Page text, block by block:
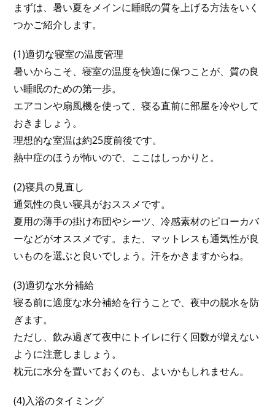
まずは、暑い夏をメインに睡眠の質を上げる方法をいく
つかご紹介します。
(1)適切な寝室の温度管理
暑いからこそ、寝室の温度を快適に保つことが、質の良
い睡眠のための第一歩。
エアコンや扇風機を使って、寝る直前に部屋を冷やして
おきましょう。
理想的な室温は約25度前後です。
熱中症のほうが怖いので、ここはしっかりと。
(2)寝具の見直し
通気性の良い寝具がおススメです。
夏用の薄手の掛け布団やシーツ、冷感素材のピローカバ
ーなどがオススメです。また、マットレスも通気性が良
いものを選ぶと良いでしょう。汗をかきますからね。
(3)適切な水分補給
寝る前に適度な水分補給を行うことで、夜中の脱水を防
ぎます。
ただし、飲み過ぎて夜中にトイレに行く回数が増えない
ように注意しましょう。
枕元に水分を置いておくのも、よいかもしれません。
(4)入浴のタイミング